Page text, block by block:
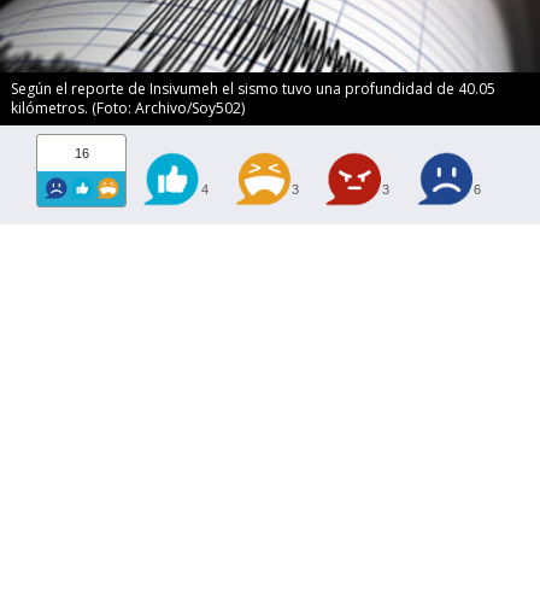
Según el reporte de Insivumeh el sismo tuvo una profundidad de 40.05
kilómetros. (Foto: Archivo/Soy502)
16
4 3 3 6